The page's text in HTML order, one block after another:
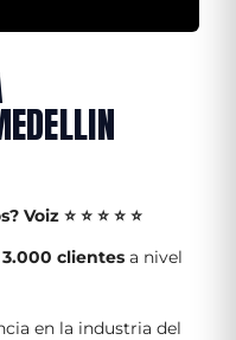
Voiz ⭐ ⭐ ⭐ ⭐ ⭐
clientes a nivel
en la industria del